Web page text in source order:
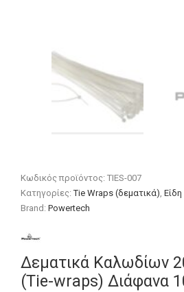
Κωδικός προϊόντος:TIES-007
Κατηγορίες:Tie Wraps (δεματικά),
Brand:Powertech
Δεματικά Καλωδίων
(Τie-wraps) Διάφανα